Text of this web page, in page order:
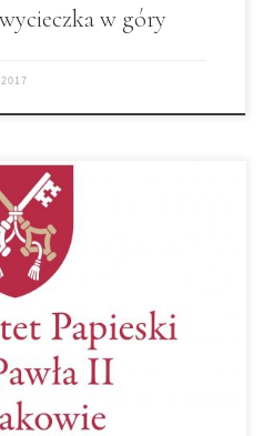
w góry
możliwości udziału w
na UPJPII. Uwaga!
do 18
tematyka spotkań i
node/2220